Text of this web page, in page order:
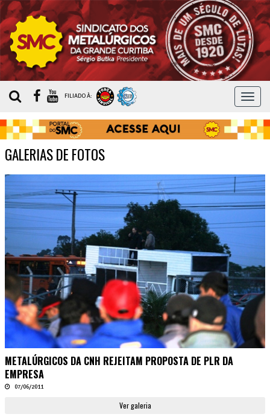
MENU
FILIADO À:
GALERIAS DE FOTOS
METALÚRGICOS DA CNH REJEITAM PROPOSTA DE PLR DA
EMPRESA
07/06/2011
Ver galeria